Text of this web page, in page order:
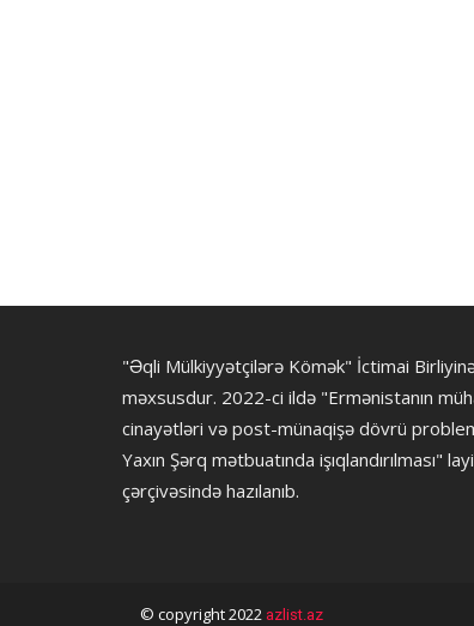
"Əqli Mülkiyyətçilərə Kömək" İctimai
məxsusdur. 2022-ci ildə "Ermənistanın
cinayətləri və post-münaqişə dövrü
Yaxın Şərq mətbuatında işıqlandırılması"
çərçivəsində hazılanıb.
© copyright 2022 azlist.az